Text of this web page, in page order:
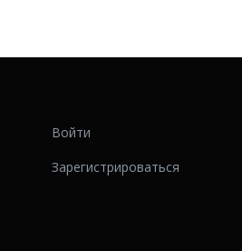
Войти
Зарегистрироваться